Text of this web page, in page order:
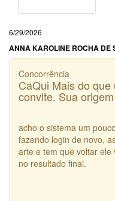
6/29/2026
ANNA KAROLINE ROCHA DE
Concorrência
CaQui Mais do
convite. Sua
acho o sistema um
fazendo login de novo,
arte e tem que voltar
no resultado final.